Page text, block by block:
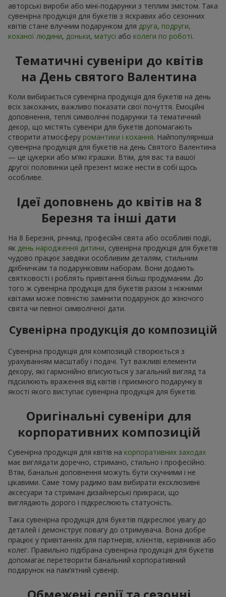
авторські вироби або міні-подарунки з теплим змістом. Така
сувенірна продукція для букетів з яскравих або сезонних
квітів стане влучним подарунком для друга, подруги,
коханої людини, доньки, матусі або колеги по роботі.
Тематичні сувеніри до квітів
на День святого Валентина
Коли вибирається сувенірна продукція для букетів на день
всіх закоханих, важливо показати свої почуття. Емоційні
доповнення, теплі символічні подарунки та тематичний
декор, що містять сувеніри для букетів допомагають
створити атмосферу романтики і кохання. Найпопулярніша
сувенірна продукція для букетів на день Святого Валентина
— це цукерки або м’які іграшки. Втім, для вас та вашої
другої половинки цей презент може нести в собі щось
особливе.
Ідеї доповнень до квітів на 8
Березня та інші дати
На 8 Березня, річниці, професійні свята або особливі події,
як день народження дитини, сувенірна продукція для букетів
чудово працює завдяки особливим деталям, стильним
дрібничкам та подарунковим наборам. Вони додають
святковості і роблять привітання більш продуманим. До
того ж сувенірна продукція для букетів разом з ніжними
квітами може повністю замінити подарунок до жіночого
свята чи певної символічної дати.
Сувенірна продукція до композицій
Сувенірна продукція для композицій створюється з
урахуванням масштабу і подачі. Тут важливі елементи
декору, які гармонійно вписуються у загальний вигляд та
підсилюють враження від квітів і приємного подарунку в
якості якого виступає сувенірна продукція для букетів.
Оригінальні сувеніри для
корпоративних композицій
Сувенірна продукція для квітів на корпоративних заходах
має виглядати доречно, стримано, стильно і професійно.
Втім, банальні доповнення можуть бути скучними і не
цікавими. Саме тому радимо вам вибирати ексклюзивні
аксесуари та стримані дизайнерські прикраси, що
виглядають дорого і підкреслюють статусність.
Така сувенірна продукція для букетів підкреслює увагу до
деталей і демонструє повагу до отримувача. Вона добре
працює у привітаннях для партнерів, клієнтів, керівників або
колег. Правильно підібрана сувенірна продукція для букетів
допомагає перетворити банальний корпоративний
подарунок на пам’ятний сувенір.